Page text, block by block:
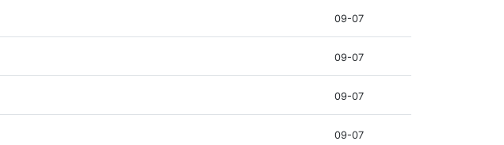
09-07
09-07
09-07
09-07